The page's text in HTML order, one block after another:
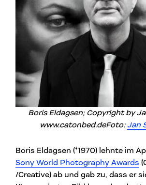
Boris Eldagsen; Copyright by
www.catonbed.deFoto: Jan
Boris Eldagsen (*1970) lehnte im
Sony World Photography Awards
/Creative) ab und gab zu, dass er